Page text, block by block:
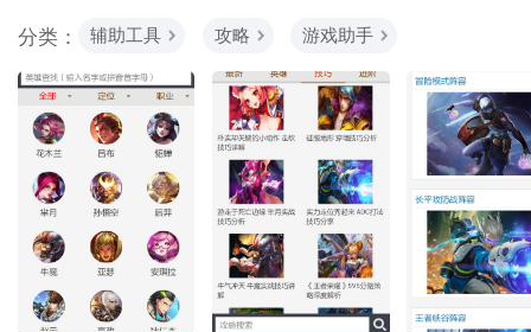
分类：
辅助工具 攻略 游戏助手